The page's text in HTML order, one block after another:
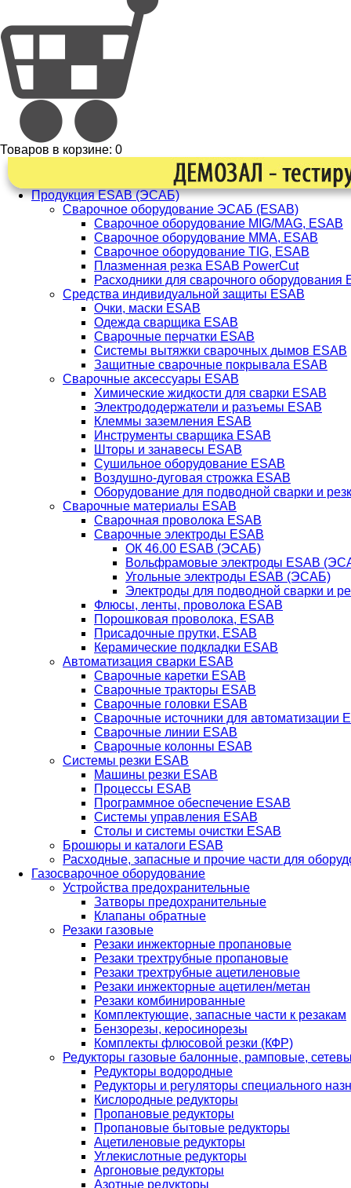
Товаров в корзине: 0
Продукция ESAB (ЭСАБ)
Сварочное оборудование ЭСАБ (ESAB)
Сварочное оборудование MIG/MAG, ESAB
Сварочное оборудование ММА, ESAB
Сварочное оборудование TIG, ESAB
Плазменная резка ESAB PowerCut
Расходники для сварочного оборудования
Средства индивидуальной защиты ESAB
Очки, маски ESAB
Одежда сварщика ESAB
Сварочные перчатки ESAB
Системы вытяжки сварочных дымов ESAB
Защитные сварочные покрывала ESAB
Сварочные аксессуары ESAB
Химические жидкости для сварки ESAB
Электрододержатели и разъемы ESAB
Клеммы заземления ESAB
Инструменты сварщика ESAB
Шторы и занавесы ESAB
Сушильное оборудование ESAB
Воздушно-дуговая строжка ESAB
Оборудование для подводной сварки и
Сварочные материалы ESAB
Сварочная проволока ESAB
Сварочные электроды ESAB
ОК 46.00 ESAB (ЭСАБ)
Вольфрамовые электроды ESAB
Угольные электроды ESAB (ЭСАБ)
Электроды для подводной сварки и
Флюсы, ленты, проволока ESAB
Порошковая проволока, ESAB
Присадочные прутки, ESAB
Керамические подкладки ESAB
Автоматизация сварки ESAB
Сварочные каретки ESAB
Сварочные тракторы ESAB
Сварочные головки ESAB
Сварочные источники для автоматизации
Сварочные линии ESAB
Сварочные колонны ESAB
Системы резки ESAB
Машины резки ESAB
Процессы ESAB
Программное обеспечение ESAB
Системы управления ESAB
Столы и системы очистки ESAB
Брошюры и каталоги ESAB
Расходные, запасные и прочие части для
Газосварочное оборудование
Устройства предохранительные
Затворы предохранительные
Клапаны обратные
Резаки газовые
Резаки инжекторные пропановые
Резаки трехтрубные пропановые
Резаки трехтрубные ацетиленовые
Резаки инжекторные ацетилен/метан
Резаки комбинированные
Комплектующие, запасные части к резакам
Бензорезы, керосинорезы
Комплекты флюсовой резки (КФР)
Редукторы газовые балонные, рамповые,
Редукторы водородные
Редукторы и регуляторы специального
Кислородные редукторы
Пропановые редукторы
Пропановые бытовые редукторы
Ацетиленовые редукторы
Углекислотные редукторы
Аргоновые редукторы
Азотные редукторы